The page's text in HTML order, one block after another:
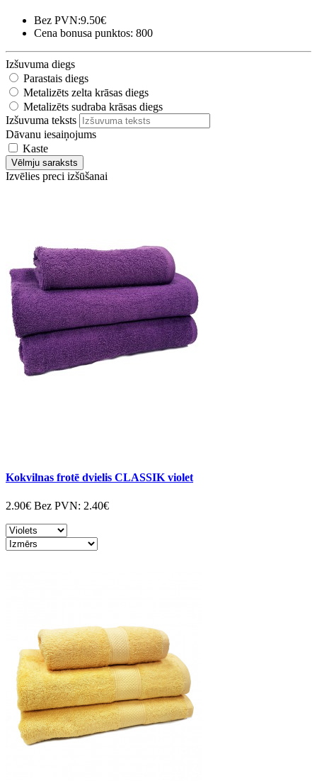
Bez PVN:9.50€
Cena bonusa punktos: 800
Izšuvuma diegs
Parastais diegs
Metalizēts zelta krāsas diegs
Metalizēts sudraba krāsas diegs
Izšuvuma teksts
Dāvanu iesaiņojums
Kaste
Vēlmju saraksts
Izvēlies preci izšūšanai
Kokvilnas frotē dvielis CLASSIK violet
2.90€ Bez PVN: 2.40€